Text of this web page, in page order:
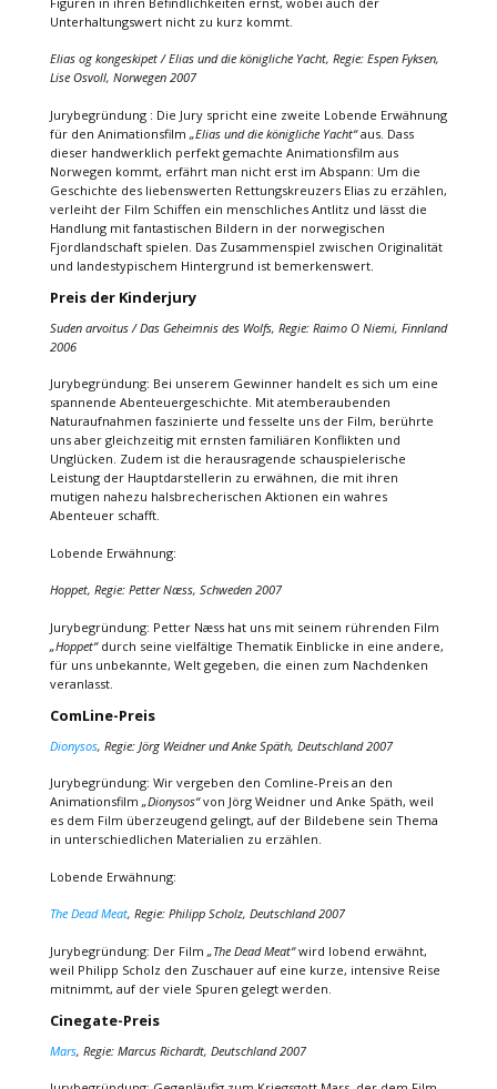
Unterhaltungswert nicht zu kurz kommt.
Elias og kongeskipet / Elias und die königliche Yacht, Regie: Espen Fyksen,
Lise Osvoll, Norwegen 2007
Jurybegründung : Die Jury spricht eine zweite Lobende Erwähnung
für den Animationsfilm „Elias und die königliche Yacht“aus. Dass
dieser handwerklich perfekt gemachte Animationsfilm aus
Norwegen kommt, erfährt man nicht erst im Abspann: Um die
Geschichte des liebenswerten Rettungskreuzers Elias zu erzählen,
verleiht der Film Schiffen ein menschliches Antlitz und lässt die
Handlung mit fantastischen Bildern in der norwegischen
Fjordlandschaft spielen. Das Zusammenspiel zwischen Originalität
und landestypischem Hintergrund ist bemerkenswert.
Preis der Kinderjury
Suden arvoitus / Das Geheimnis des Wolfs, Regie: Raimo O Niemi, Finnland
2006
Jurybegründung: Bei unserem Gewinner handelt es sich um eine
spannende Abenteuergeschichte. Mit atemberaubenden
Naturaufnahmen faszinierte und fesselte uns der Film, berührte
uns aber gleichzeitig mit ernsten familiären Konflikten und
Unglücken. Zudem ist die herausragende schauspielerische
Leistung der Hauptdarstellerin zu erwähnen, die mit ihren
mutigen nahezu halsbrecherischen Aktionen ein wahres
Abenteuer schafft.
Lobende Erwähnung:
Hoppet, Regie: Petter Næss, Schweden 2007
Jurybegründung: Petter Næss hat uns mit seinem rührenden Film
„Hoppet“durch seine vielfältige Thematik Einblicke in eine andere,
für uns unbekannte, Welt gegeben, die einen zum Nachdenken
veranlasst.
ComLine-Preis
Dionysos, Regie: Jörg Weidner und Anke Späth, Deutschland 2007
Jurybegründung: Wir vergeben den Comline-Preis an den
Animationsfilm „Dionysos“von Jörg Weidner und Anke Späth, weil
es dem Film überzeugend gelingt, auf der Bildebene sein Thema
in unterschiedlichen Materialien zu erzählen.
Lobende Erwähnung:
The Dead Meat, Regie: Philipp Scholz, Deutschland 2007
Jurybegründung: Der Film „The Dead Meat“wird lobend erwähnt,
weil Philipp Scholz den Zuschauer auf eine kurze, intensive Reise
mitnimmt, auf der viele Spuren gelegt werden.
Cinegate-Preis
Mars, Regie: Marcus Richardt, Deutschland 2007